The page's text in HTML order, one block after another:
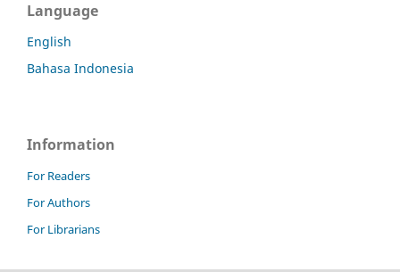
Language
English
Bahasa Indonesia
Information
For Readers
For Authors
For Librarians